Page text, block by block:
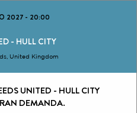
2027 - 20:00
- HULL CITY
United Kingdom
UNITED - HULL CITY
DEMANDA.